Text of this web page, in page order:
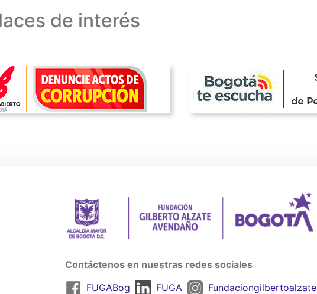
de interés
Contáctenos en nuestras redes sociales
FUGABog
FUGA Fundaciongilbertoalzate